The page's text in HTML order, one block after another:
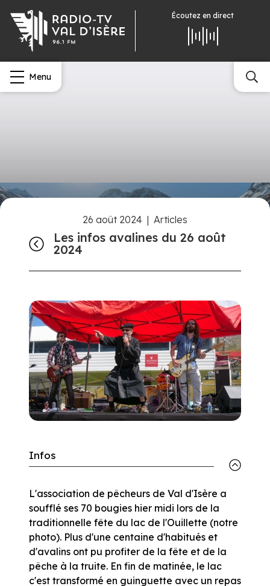
Écoutez en direct
Menu
26 août 2024 | Articles
Les infos avalines du 26 août
2024
Infos
L'association de pêcheurs de Val d'Isère a
soufflé ses 70 bougies hier midi lors de la
traditionnelle fête du lac de l'Ouillette (notre
photo). Plus d'une centaine d'habitués et
d'avalins ont pu profiter de la fête et de la
pêche à la truite. En fin de matinée, le lac
c'est transformé en guinguette avec un repas